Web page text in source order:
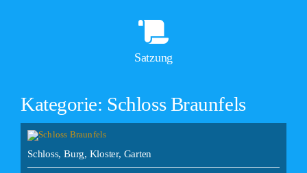
Satzung
Kategorie: Schloss Braunfels
Schloss, Burg, Kloster, Garten